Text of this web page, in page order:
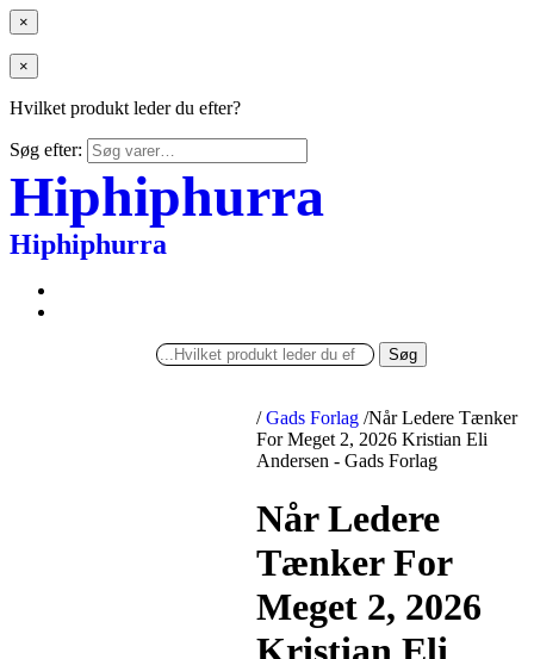
×
×
Hvilket produkt leder du efter?
Søg efter:
Hiphiphurra
Hiphiphurra
Søg
/ Gads Forlag /Når Ledere Tænker
For Meget 2, 2026 Kristian Eli
Andersen - Gads Forlag
Når Ledere
Tænker For
Meget 2, 2026